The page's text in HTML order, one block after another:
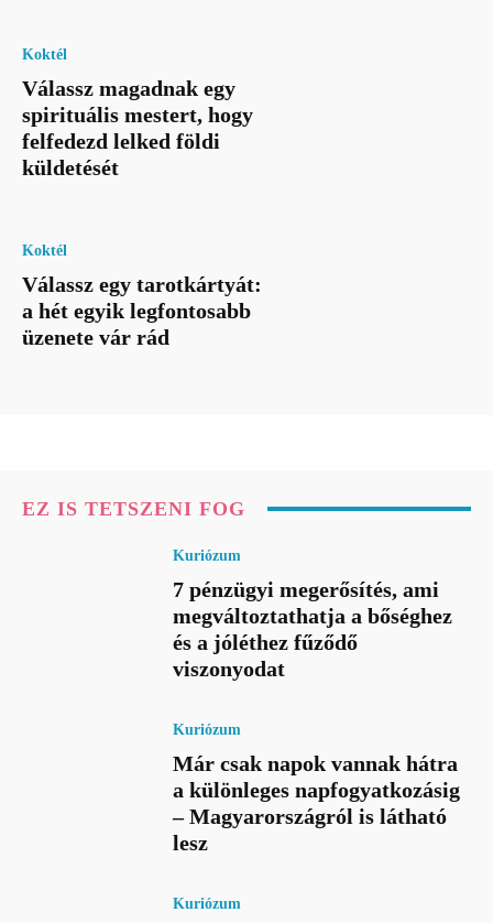
Koktél
Válassz magadnak egy
spirituális mestert, hogy
felfedezd lelked földi
küldetését
Koktél
Válassz egy tarotkártyát:
a hét egyik legfontosabb
üzenete vár rád
EZ IS TETSZENI FOG
Kuriózum
7 pénzügyi megerősítés, ami
megváltoztathatja a bőséghez
és a jóléthez fűződő
viszonyodat
Kuriózum
Már csak napok vannak hátra
a különleges napfogyatkozásig
– Magyarországról is látható
lesz
Kuriózum